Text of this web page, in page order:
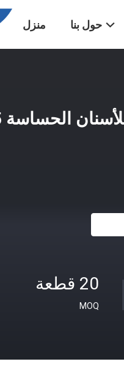
منزل حول بنا
20 قطعة
MOQ